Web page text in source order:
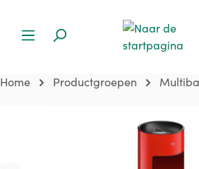
Home Productgroepen